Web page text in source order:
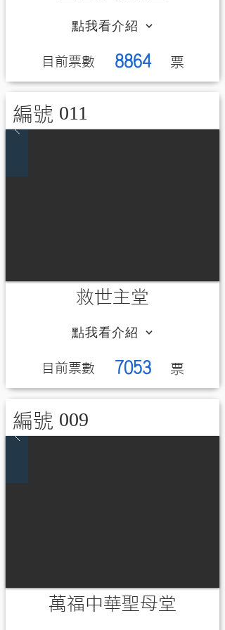
點我看介紹
8864
​目前票數 ​票
編號 011
救世主堂
點我看介紹
7053
​目前票數 ​票
編號 009
萬福中華聖母堂